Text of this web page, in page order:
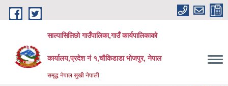
Skip to main content
साल्पासिलिछो गाउँपालिका,गाउँ कार्यपालिकाको
कार्यालय,प्रदेश नं १,चौकिडाडा भोजपुर, नेपाल
समृद्ध नेपाल सुखी नेपाली